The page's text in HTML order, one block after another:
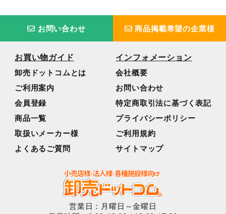
お問い合わせ 商品掲載希望の企業様
お買い物ガイド
卸売ドットコムとは
ご利用案内
会員登録
商品一覧
取扱いメーカー様
よくあるご質問
インフォメーション
会社概要
お問い合わせ
特定商取引法に基づく表記
プライバシーポリシー
ご利用規約
サイトマップ
営業日：月曜日～金曜日